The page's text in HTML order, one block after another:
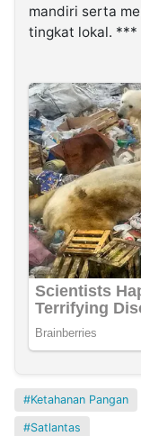
mandiri serta
tingkat lokal. ***
Ketahanan Pangan
Satlantas